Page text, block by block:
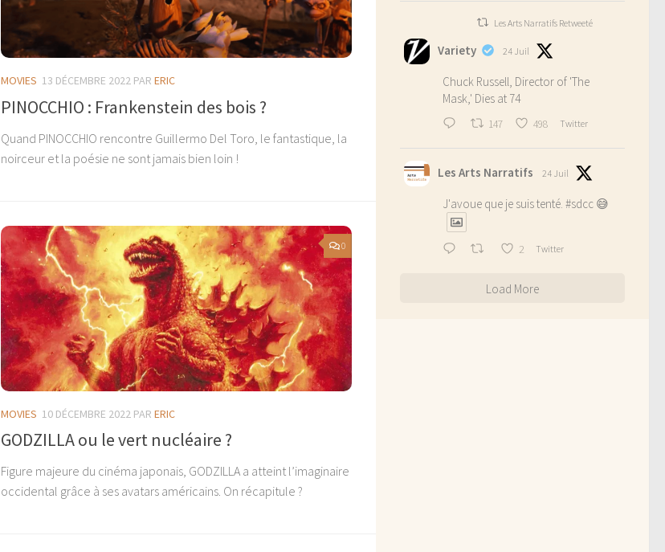
MOVIES 13 DÉCEMBRE 2022 PAR ERIC
PINOCCHIO : Frankenstein des bois ?
Quand PINOCCHIO rencontre Guillermo Del Toro, le fantastique, la
noirceur et la poésie ne sont jamais bien loin !
0
MOVIES 10 DÉCEMBRE 2022 PAR ERIC
GODZILLA ou le vert nucléaire ?
Figure majeure du cinéma japonais, GODZILLA a atteint l’imaginaire
occidental grâce à ses avatars américains. On récapitule ?
Les Arts Narratifs Retweeté
Variety 24 Juil
Chuck Russell, Director of 'The
Mask,' Dies at 74
147 498 Twitter
Les Arts Narratifs 24 Juil
J'avoue que je suis tenté. #sdcc 😅
2 Twitter
Load More